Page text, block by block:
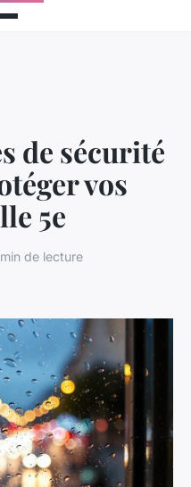
de sécurité
vos
5e
de lecture